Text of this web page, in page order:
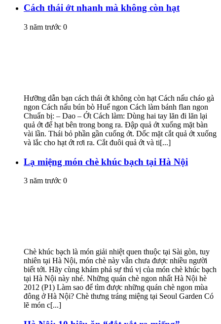
Cách thái ớt nhanh mà không còn hạt
3 năm trước 0
Hưỡng dẫn bạn cách thái ớt không còn hạt Cách nấu cháo gà
ngon Cách nấu bún bò Huế ngon Cách làm bánh flan ngon
Chuẩn bị: – Dao – Ớt Cách làm: Dùng hai tay lăn đi lăn lại
quả ớt để hạt bên trong bong ra. Đập quả ớt xuống mặt bàn
vài lần. Thái bỏ phần gần cuống ớt. Dốc mặt cắt quả ớt xuống
và lắc cho hạt ớt rơi ra. Cắt đuôi quả ớt và ti[...]
Lạ miệng món chè khúc bạch tại Hà Nội
3 năm trước 0
Chè khúc bạch là món giải nhiệt quen thuộc tại Sài gòn, tuy
nhiên tại Hà Nội, món chè này vẫn chưa được nhiều người
biết tới. Hãy cùng khám phá sự thú vị của món chè khúc bạch
tại Hà Nội này nhé. Những quán chè ngon nhất Hà Nội hè
2012 (P1) Làm sao để tìm được những quán chè ngon mùa
đông ở Hà Nội? Chè thưng tráng miệng tại Seoul Garden Có
lẽ món c[...]